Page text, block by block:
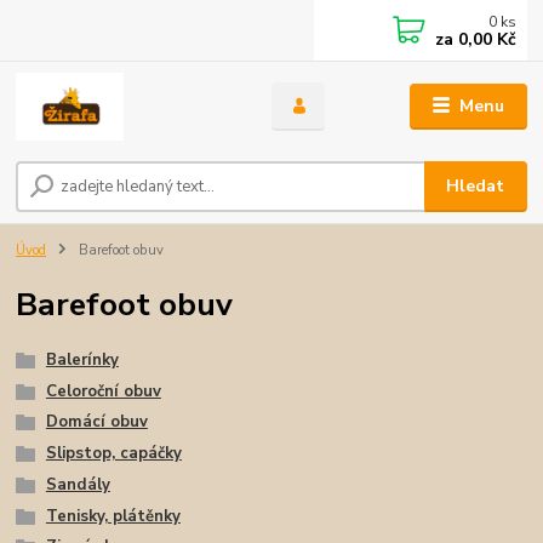
Menu
Hledat
0 ks
za 0,00 Kč
Úvod Barefoot obuv
Barefoot obuv
Balerínky
Celoroční obuv
Domácí obuv
Slipstop, capáčky
Sandály
Tenisky, plátěnky